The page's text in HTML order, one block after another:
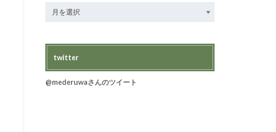
twitter
@mederuwaさんのツイート